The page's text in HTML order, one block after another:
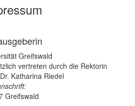
Greifswald
vertreten durch die Rektorin
Katharina Riedel
Greifswald